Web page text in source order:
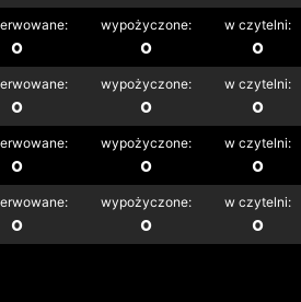
0
wypożyczone:
0
w czytelni:
0
0
wypożyczone:
0
w czytelni:
0
0
wypożyczone:
0
w czytelni:
0
0
wypożyczone:
0
w czytelni:
0